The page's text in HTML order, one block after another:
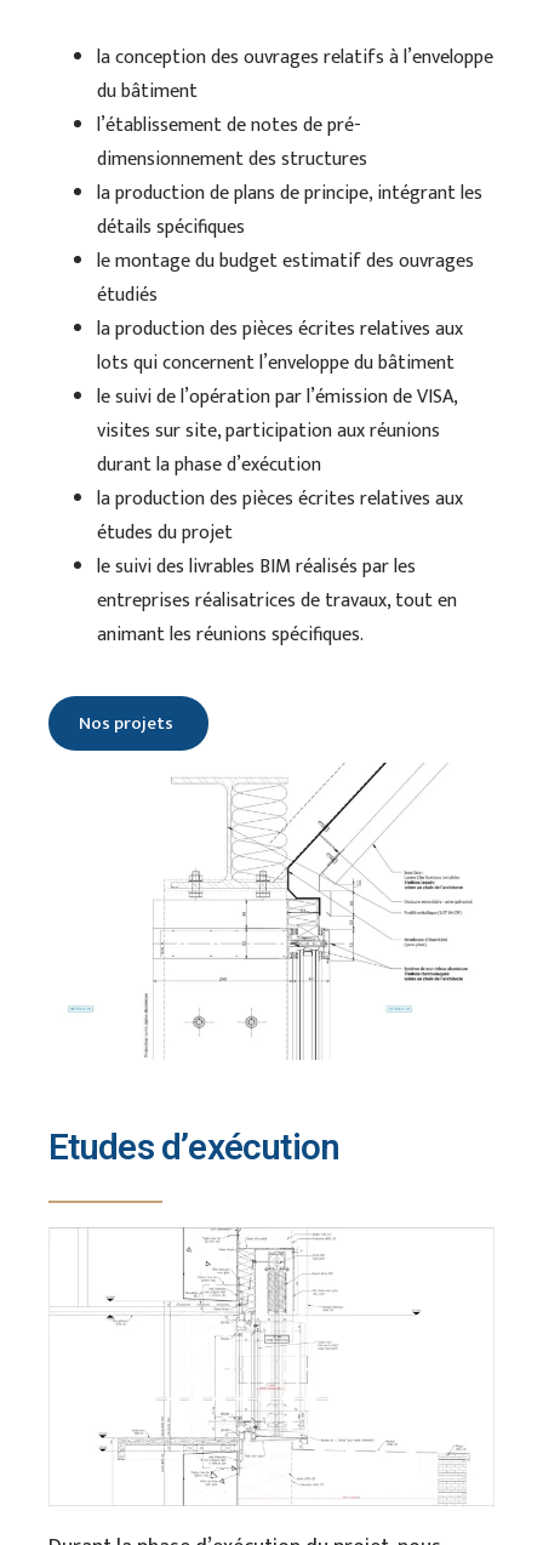
la conception des ouvrages relatifs à l’enveloppe
du bâtiment
l’établissement de notes de pré-
dimensionnement des structures
la production de plans de principe, intégrant les
détails spécifiques
le montage du budget estimatif des ouvrages
étudiés
la production des pièces écrites relatives aux
lots qui concernent l’enveloppe du bâtiment
le suivi de l’opération par l’émission de VISA,
visites sur site, participation aux réunions
durant la phase d’exécution
la production des pièces écrites relatives aux
études du projet
le suivi des livrables BIM réalisés par les
entreprises réalisatrices de travaux, tout en
animant les réunions spécifiques.
Nos projets
Etudes d’exécution